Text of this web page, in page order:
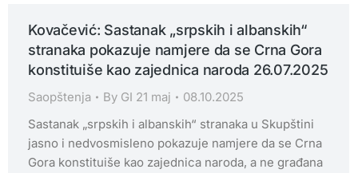
Kovačević: Sastanak „srpskih i albanskih“
stranaka pokazuje namjere da se Crna Gora
konstituiše kao zajednica naroda 26.07.2025
Saopštenja By GI 21 maj
08.10.2025
Sastanak „srpskih i albanskih“ stranaka u Skupštini
jasno i nedvosmisleno pokazuje namjere da se Crna
Gora konstituiše kao zajednica naroda, a ne građana